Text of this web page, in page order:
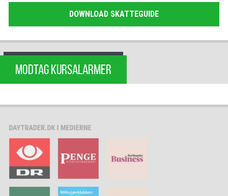
DOWNLOAD SKATTEGUIDE
MODTAG KURSALARMER